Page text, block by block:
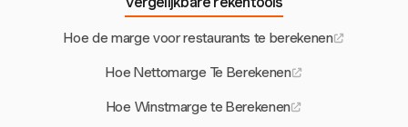
Hoe de marge voor restaurants te berekenen
Hoe Nettomarge Te Berekenen
Hoe Winstmarge te Berekenen